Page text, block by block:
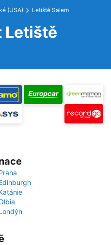
(USA) Letiště Salem
Letiště